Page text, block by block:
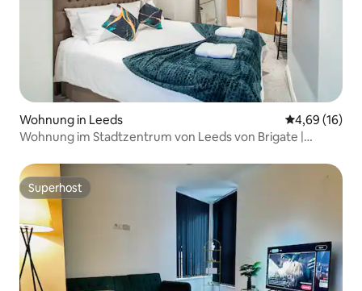
Wohnung in Leeds
4,69 (16)
Wohnung im Stadtzentrum von Leeds von Brigate |
Superhost
Superhost